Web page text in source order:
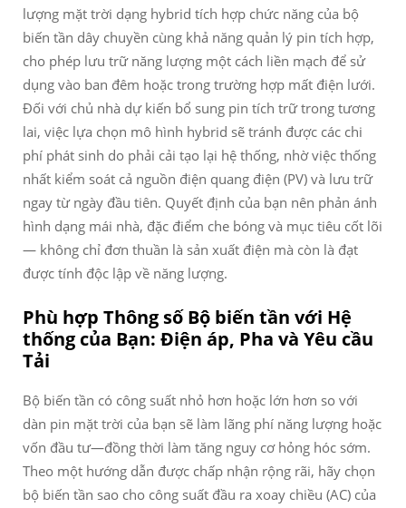
lượng mặt trời dạng hybrid tích hợp chức năng của bộ
biến tần dây chuyền cùng khả năng quản lý pin tích hợp,
cho phép lưu trữ năng lượng một cách liền mạch để sử
dụng vào ban đêm hoặc trong trường hợp mất điện lưới.
Đối với chủ nhà dự kiến bổ sung pin tích trữ trong tương
lai, việc lựa chọn mô hình hybrid sẽ tránh được các chi
phí phát sinh do phải cải tạo lại hệ thống, nhờ việc thống
nhất kiểm soát cả nguồn điện quang điện (PV) và lưu trữ
ngay từ ngày đầu tiên. Quyết định của bạn nên phản ánh
hình dạng mái nhà, đặc điểm che bóng và mục tiêu cốt lõi
— không chỉ đơn thuần là sản xuất điện mà còn là đạt
được tính độc lập về năng lượng.
Phù hợp Thông số Bộ biến tần với Hệ
thống của Bạn: Điện áp, Pha và Yêu cầu
Tải
Bộ biến tần có công suất nhỏ hơn hoặc lớn hơn so với
dàn pin mặt trời của bạn sẽ làm lãng phí năng lượng hoặc
vốn đầu tư—đồng thời làm tăng nguy cơ hỏng hóc sớm.
Theo một hướng dẫn được chấp nhận rộng rãi, hãy chọn
bộ biến tần sao cho công suất đầu ra xoay chiều (AC) của